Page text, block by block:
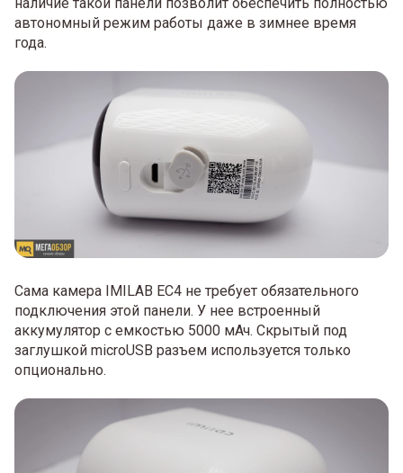
автономный режим работы даже в зимнее время
года.
Сама камера IMILAB EC4 не требует обязательного
подключения этой панели. У нее встроенный
аккумулятор с емкостью 5000 мАч. Скрытый под
заглушкой microUSB разъем используется только
опционально.